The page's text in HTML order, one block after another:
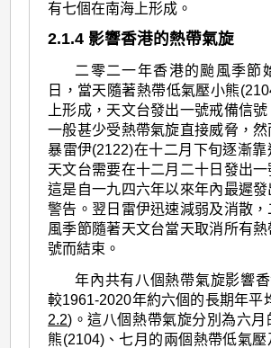
有七個在南海上形成。
2.1.4 影響香港的熱帶氣旋
二零二一年香港的颱風季節
日，當天隨著熱帶低氣壓小熊
上形成，天文台發出一號戒備信
一般甚少受熱帶氣旋直接威脅，
暴雷伊(2122)在十二月下旬逐漸靠
天文台需要在十二月二十日發出一
這是自一九四六年以來年內最遲
警告。翌日雷伊迅速減弱及消散
風季節隨著天文台當天取消所有
號而結束。
年內共有八個熱帶氣旋影響
較1961-2020年約六個的長期年平
2.2)。這八個熱帶氣旋分別為六月
熊(2104)、七月的兩個熱帶低氣